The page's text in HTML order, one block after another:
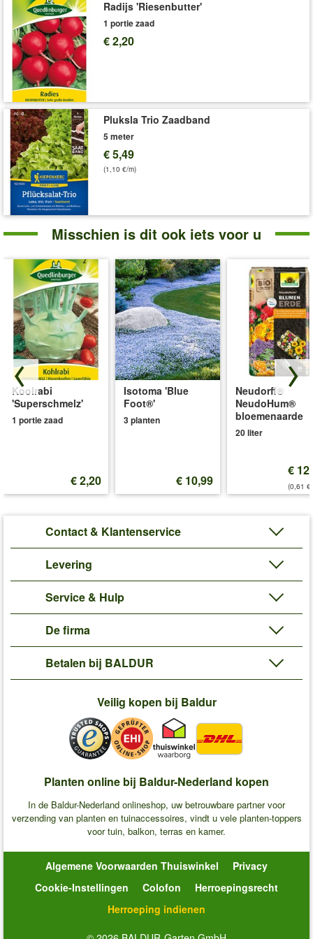
Radijs 'Riesenbutter'
1 portie zaad
€ 2,20
Pluksla Trio Zaadband
5 meter
€ 5,49
(1,10 €/m)
Misschien is dit ook iets voor u
Koolrabi
'Superschmelz'
1 portie zaad
€ 2,20
Isotoma 'Blue
Foot®'
3 planten
€ 10,99
Neudorff®
NeudoHum®
bloemenaarde
20 liter
€
(0,61
Contact & Klantenservice
Levering
Service & Hulp
De firma
Betalen bij BALDUR
Veilig kopen bij Baldur
Planten online bij Baldur-Nederland kopen
In de Baldur-Nederland onlineshop, uw betrouwbare partner voor
verzending van planten en tuinaccessoires, vindt u vele planten-toppers
voor tuin, balkon, terras en kamer.
Algemene Voorwaarden Thuiswinkel
Privacy
Cookie-Instellingen
Colofon
Herroepingsrecht
Herroeping indienen